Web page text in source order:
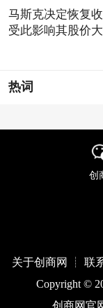
马斯克决定恢复
受此影响其股价
热词
创
关于创商网 ┊ 联
Copyright ©